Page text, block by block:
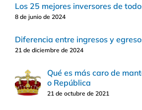
Los 25 mejores inversores de
8 de junio de 2024
Diferencia entre ingresos y
21 de diciembre de 2024
Qué es más caro de
o República
21 de octubre de 2021